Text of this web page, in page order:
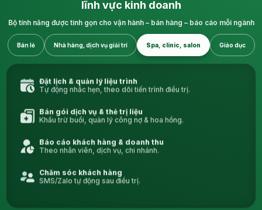
lĩnh vực kinh doanh
Bộ tính năng được tinh gọn cho vận hành – bán hàng – báo cáo mỗi ngành
Bán lẻ Nhà hàng, dịch vụ giải trí Spa, clinic, salon Giáo dục
Đặt lịch & quản lý liệu trình
Tự động nhắc hẹn, theo dõi tiến trình điều trị.
Bán gói dịch vụ & thẻ trị liệu
Khấu trừ buổi, quản lý công nợ & hoa hồng.
Báo cáo khách hàng & doanh thu
Theo nhân viên, dịch vụ, chi nhánh.
Chăm sóc khách hàng
SMS/Zalo tự động sau điều trị.